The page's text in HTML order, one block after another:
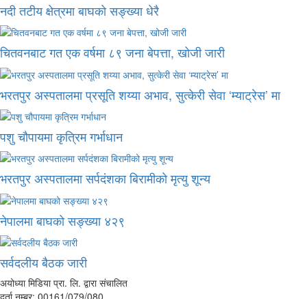
नदी तटीय क्षेत्रमा बाघको सङ्ख्या धेरै
चितवनबाट गत एक वर्षमा ८९ जना बेपत्ता, खोजी जारी
भरतपुर अस्पतालमा प्रसूति शय्या अभाव, सुत्केरी सेवा ‘म्याट्रेस’ मा
पशु चौपायमा कृत्रिम गर्भाधान
भरतपुर अस्पतालमा सर्पदंशका बिरामीको मृत्यु शून्य
नेपालमा बाघको सङ्ख्या ४२९
सर्वदलीय बैठक जारी
अयोध्या मिडिया प्रा. लि. द्वारा संचालित
दर्ता नम्बर: 00161/079/080